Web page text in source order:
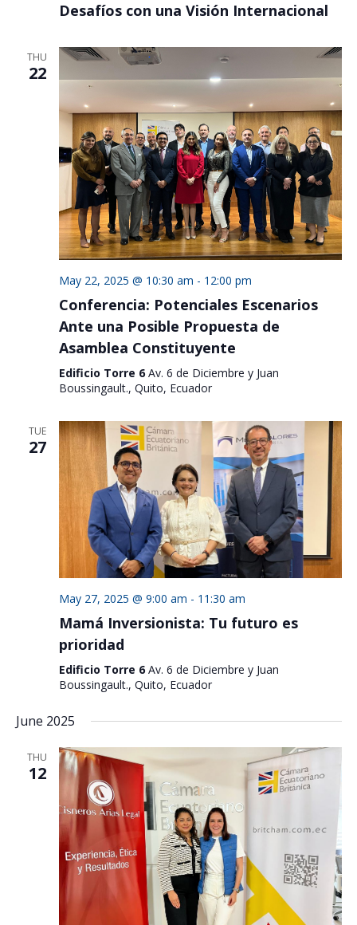
Desafíos con una Visión Internacional
THU
22
May 22, 2025 @ 10:30 am - 12:00 pm
Conferencia: Potenciales Escenarios
Ante una Posible Propuesta de
Asamblea Constituyente
Edificio Torre 6 Av. 6 de Diciembre y Juan
Boussingault., Quito, Ecuador
TUE
27
May 27, 2025 @ 9:00 am - 11:30 am
Mamá Inversionista: Tu futuro es
prioridad
Edificio Torre 6 Av. 6 de Diciembre y Juan
Boussingault., Quito, Ecuador
June 2025
THU
12